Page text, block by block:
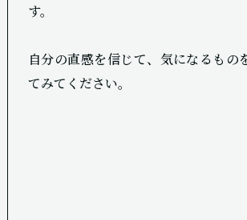
す。
自分の直感を信じて、気になるもの
てみてください。